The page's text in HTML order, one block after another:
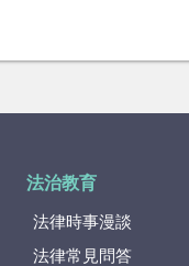
法治教育
法律時事漫談
法律常見問答